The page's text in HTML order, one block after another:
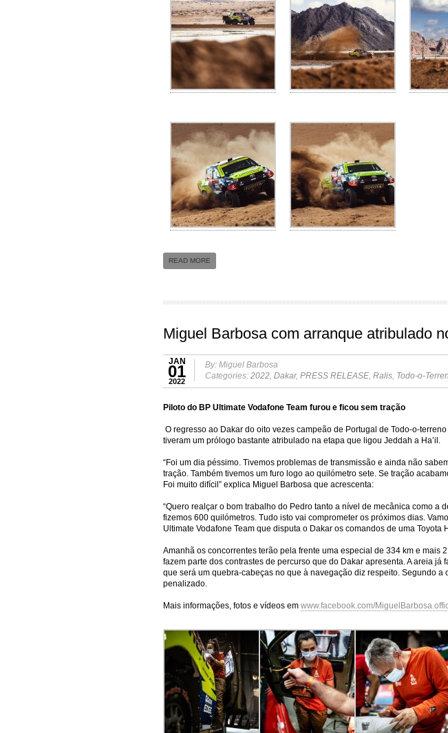
READ MORE
Miguel Barbosa com arranque atribulado
JAN
01
2022
By: Miguel Barbosa
Categories: 2022, Dakar, PRESS RELEASE, Ralis, Todo-o-
Piloto do BP Ultimate Vodafone Team furou e ficou sem tração
O regresso ao Dakar do oito vezes campeão de Portugal de Todo-o-
tiveram um prólogo bastante atribulado na etapa que ligou Jeddah a Ha’il.
“Foi um dia péssimo. Tivemos problemas de transmissão e ainda não
tração. Também tivemos um furo logo ao quilómetro sete. Se tração
Foi muito difícil” explica Miguel Barbosa que acrescenta:
“Quero realçar o bom trabalho do Pedro tanto a nível de mecânica como
fizemos 600 quilómetros. Tudo isto vai comprometer os próximos dias.
Ultimate Vodafone Team que disputa o Dakar os comandos de uma Toyota
Amanhã os concorrentes terão pela frente uma especial de 334 km e
fazem parte dos contrastes de percurso que do Dakar apresenta. A areia
que será um quebra-cabeças no que à navegação diz respeito. Segundo
penalizado.
Mais informações, fotos e vídeos em www.facebook.com/